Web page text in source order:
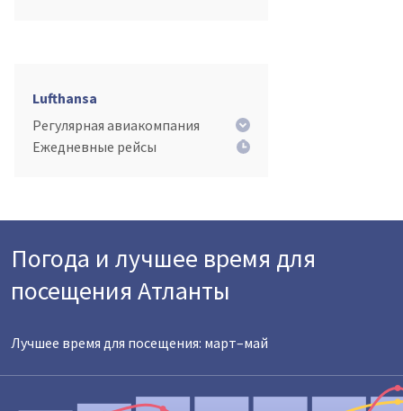
Lufthansa
Регулярная авиакомпания
Ежедневные рейсы
Погода и лучшее время для
посещения Атланты
Лучшее время для посещения: март–май